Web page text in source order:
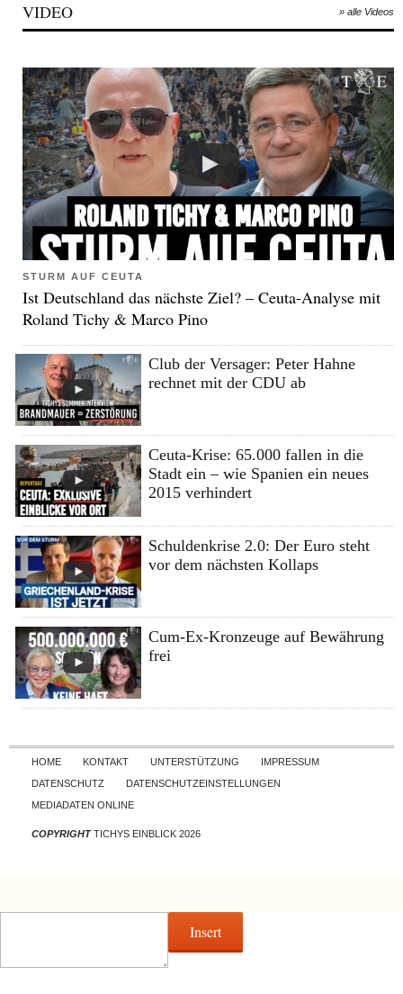
VIDEO » alle Videos
STURM AUF CEUTA
Ist Deutschland das nächste Ziel? – Ceuta-Analyse mit
Roland Tichy & Marco Pino
Club der Versager: Peter Hahne
rechnet mit der CDU ab
Ceuta-Krise: 65.000 fallen in die
Stadt ein – wie Spanien ein neues
2015 verhindert
Schuldenkrise 2.0: Der Euro steht
vor dem nächsten Kollaps
Cum-Ex-Kronzeuge auf Bewährung
frei
Skip to content
HOME KONTAKT UNTERSTÜTZUNG
IMPRESSUM
DATENSCHUTZ
DATENSCHUTZEINSTELLUNGEN
MEDIADATEN ONLINE
COPYRIGHTTICHYS EINBLICK 2026
Insert